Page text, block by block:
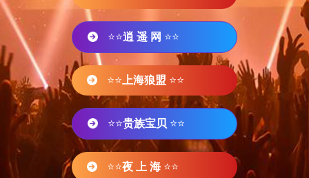
⭐⭐逍 遥 网 ⭐⭐
⭐⭐ 上海狼盟 ⭐⭐
⭐⭐贵族宝贝 ⭐⭐
⭐⭐夜 上 海 ⭐⭐